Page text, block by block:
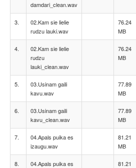
damdari_clean.wav
3.
02.Kam sie lielie
rudzu lauki.wav
76.24
MB
4.
02.Kam sie lielie
rudzu
lauki_clean.wav
76.24
MB
5.
03.Usinam gaili
kavu.wav
77.89
MB
6.
03.Usinam gaili
kavu_clean.wav
77.89
MB
7.
04.Apals puika es
izaugu.wav
81.21
MB
8.
04.Apals puika es
81.21